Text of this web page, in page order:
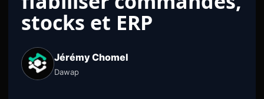
stocks et ERP
Jérémy Chomel
Dawap